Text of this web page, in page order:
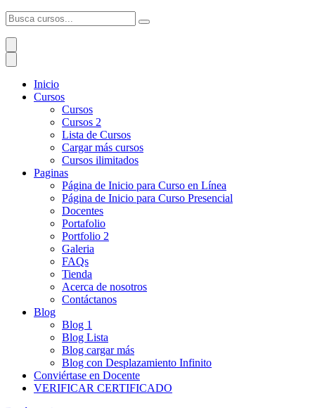
Inicio
Cursos
Cursos
Cursos 2
Lista de Cursos
Cargar más cursos
Cursos ilimitados
Paginas
Página de Inicio para Curso en Línea
Página de Inicio para Curso Presencial
Docentes
Portafolio
Portfolio 2
Galeria
FAQs
Tienda
Acerca de nosotros
Contáctanos
Blog
Blog 1
Blog Lista
Blog cargar más
Blog con Desplazamiento Infinito
Conviértase en Docente
VERIFICAR CERTIFICADO